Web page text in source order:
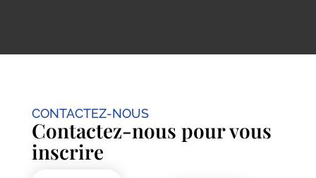
CONTACTEZ-NOUS
Contactez-nous pour vous
inscrire